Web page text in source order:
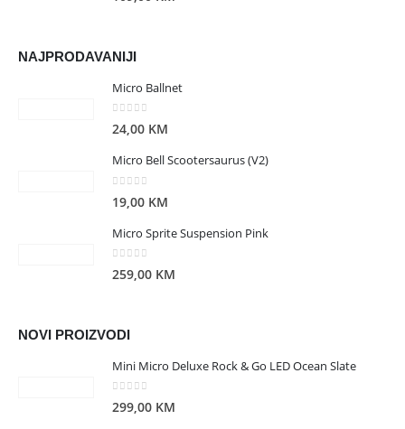
NAJPRODAVANIJI
Micro Ballnet
0 out of 5
24,00 KM
Micro Bell Scootersaurus (V2)
19,00 KM
Micro Sprite Suspension Pink
0 out of 5
259,00 KM
NOVI PROIZVODI
Mini Micro Deluxe Rock & Go LED Ocean Slate
0 out of 5
299,00 KM